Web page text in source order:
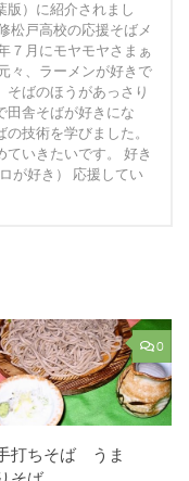
版）に紹介されまし
松戸高校の応援そばメ
７月にモヤモヤさまぁ
々、ラーメンが好きで
そばのほうがあっさり
田舎そばが好きにな
技術を学びました。
ていきたいです。 好き
が好き） 応援してい
0
打ちそば うま